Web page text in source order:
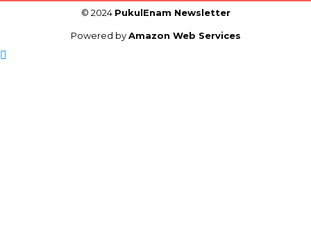
© 2024 PukulEnam Newsletter
Powered byAmazon Web Services